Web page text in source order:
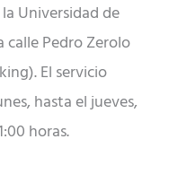
Universidad de
calle Pedro Zerolo
El servicio
hasta el jueves,
horas.